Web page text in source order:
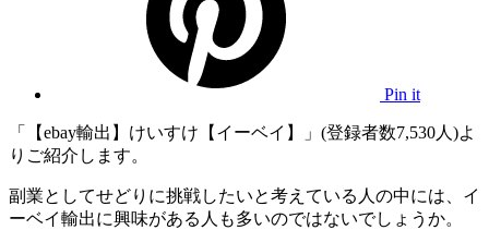
Pin it
「【ebay輸出】けいすけ【イーベイ】」(登録者数7,530人)よ
りご紹介します。
副業としてせどりに挑戦したいと考えている人の中には、イ
ーベイ輸出に興味がある人も多いのではないでしょうか。